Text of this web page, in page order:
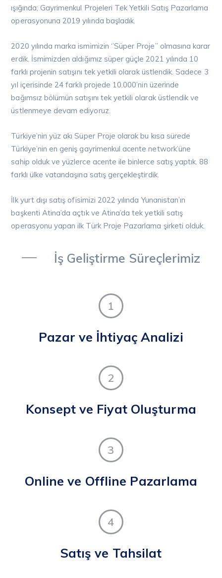
ışığında; Gayrimenkul Projeleri Tek Yetkili Satış Pazarlama
operasyonuna 2019 yılında başladık.
2020 yılında marka ismimizin ‘’Süper Proje’’ olmasına karar
erdik. İsmimizden aldığımız süper güçle 2021 yılında 10
farklı projenin satışını tek yetkili olarak üstlendik. Sadece 3
yıl içerisinde 24 farklı projede 10.000’nin üzerinde
bağımsız bölümün satışını tek yetkili olarak üstlendik ve
üstlenmeye devam ediyoruz.
Türkiye’nin yüz akı Süper Proje olarak bu kısa sürede
Türkiye’nin en geniş gayrimenkul acente network’üne
sahip olduk ve yüzlerce acente ile binlerce satış yaptık. 88
farklı ülke vatandaşına satış gerçekleştirdik.
İlk yurt dışı satış ofisimizi 2022 yılında Yunanistan’ın
başkenti Atina’da açtık ve Atina’da tek yetkili satış
operasyonu yapan ilk Türk Proje Pazarlama şirketi olduk.
İş Geliştirme Süreçlerimiz
1
Pazar ve İhtiyaç Analizi
2
Konsept ve Fiyat Oluşturma
3
Online ve Offline Pazarlama
4
Satış ve Tahsilat